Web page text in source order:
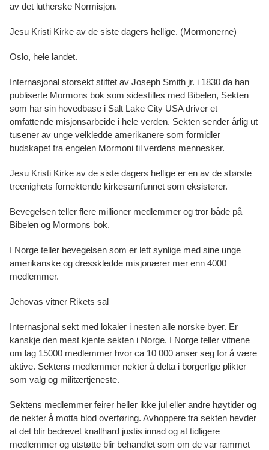
av det lutherske Normisjon.
Jesu Kristi Kirke av de siste dagers hellige. (Mormonerne)
Oslo, hele landet.
Internasjonal storsekt stiftet av Joseph Smith jr. i 1830 da han
publiserte Mormons bok som sidestilles med Bibelen, Sekten
som har sin hovedbase i Salt Lake City USA driver et
omfattende misjonsarbeide i hele verden. Sekten sender årlig ut
tusener av unge velkledde amerikanere som formidler
budskapet fra engelen Mormoni til verdens mennesker.
Jesu Kristi Kirke av de siste dagers hellige er en av de største
treenighets fornektende kirkesamfunnet som eksisterer.
Bevegelsen teller flere millioner medlemmer og tror både på
Bibelen og Mormons bok.
I Norge teller bevegelsen som er lett synlige med sine unge
amerikanske og dresskledde misjonærer mer enn 4000
medlemmer.
Jehovas vitner Rikets sal
Internasjonal sekt med lokaler i nesten alle norske byer. Er
kanskje den mest kjente sekten i Norge. I Norge teller vitnene
om lag 15000 medlemmer hvor ca 10 000 anser seg for å være
aktive. Sektens medlemmer nekter å delta i borgerlige plikter
som valg og militærtjeneste.
Sektens medlemmer feirer heller ikke jul eller andre høytider og
de nekter å motta blod overføring. Avhoppere fra sekten hevder
at det blir bedrevet knallhard justis innad og at tidligere
medlemmer og utstøtte blir behandlet som om de var rammet